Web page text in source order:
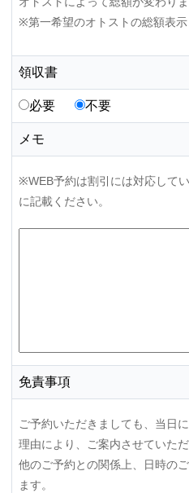
※第一希望のオトストの総額表示
領収書
必要 不要
メモ
※WEB予約は割引には対応して
に記載ください。
免責事項
ご予約いただきましても、当日
理由により、ご案内させていた
他のご予約との関係上、日時の
ます。